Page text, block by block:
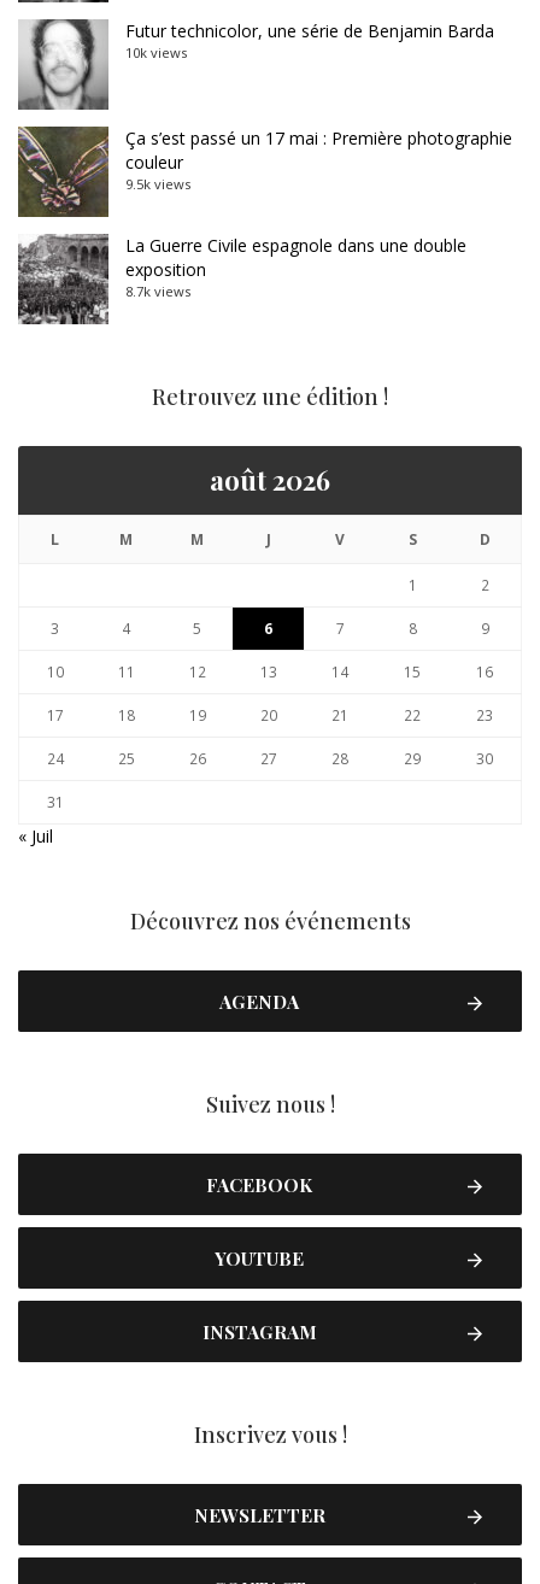
Futur technicolor, une série de Benjamin Barda
10k views
Ça s’est passé un 17 mai : Première photographie
couleur
9.5k views
La Guerre Civile espagnole dans une double
exposition
8.7k views
Retrouvez une édition !
août 2026
L M M J V S D
1 2
3 4 5 6 7 8 9
10 11 12 13 14 15 16
17 18 19 20 21 22 23
24 25 26 27 28 29 30
31
« Juil
Découvrez nos événements
AGENDA
Suivez nous !
FACEBOOK
YOUTUBE
INSTAGRAM
Inscrivez vous !
NEWSLETTER